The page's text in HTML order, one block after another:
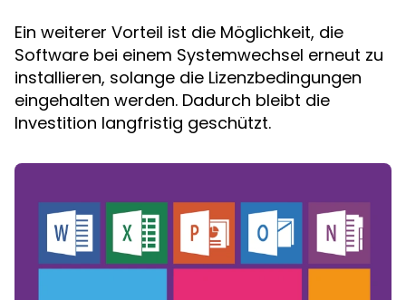
Ein weiterer Vorteil ist die Möglichkeit, die
Software bei einem Systemwechsel erneut zu
installieren, solange die Lizenzbedingungen
eingehalten werden. Dadurch bleibt die
Investition langfristig geschützt.